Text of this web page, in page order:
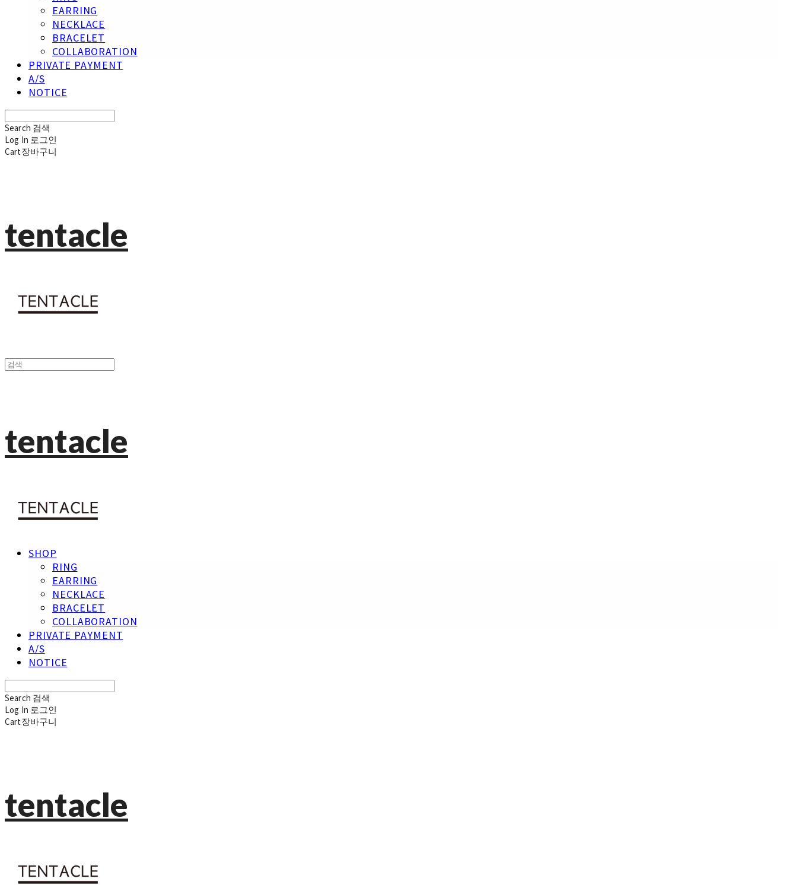
EARRING
NECKLACE
BRACELET
COLLABORATION
PRIVATE PAYMENT
A/S
NOTICE
Search 검색
Log In 로그인
Cart장바구니
tentacle
tentacle
SHOP
RING
EARRING
NECKLACE
BRACELET
COLLABORATION
PRIVATE PAYMENT
A/S
NOTICE
Search 검색
Log In 로그인
Cart장바구니
tentacle